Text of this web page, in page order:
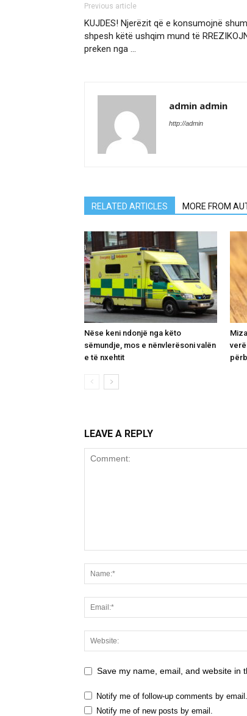
Previous article
KUJDES! Njerëzit që e konsumojnë
shpesh këtë ushqim mund të
preken nga …
admin admin
http://admin
RELATED ARTICLES MORE FROM
Nëse keni ndonjë nga këto
sëmundje, mos e nënvlerësoni valën
e të nxehtit
LEAVE A REPLY
Save my name, email, and website in
Notify me of follow-up comments by email.
Notify me of new posts by email.